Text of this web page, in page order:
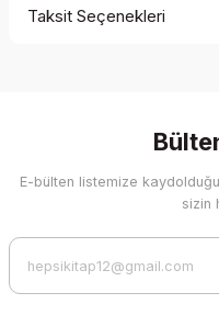
Taksit Seçenekleri
E-bülten listemize
sizin